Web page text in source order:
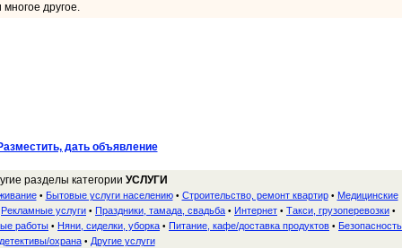
другое.
дать объявление
разделы категории УСЛУГИ
• Бытовые услуги населению• Строительство, ремонт квартир• Медицинские
Рекламные услуги • Праздники, тамада, свадьба • Интернет • Такси, грузоперевозки •
работы • Няни, сиделки, уборка • Питание, кафе/доставка продуктов •
детективы/охрана• Другие услуги